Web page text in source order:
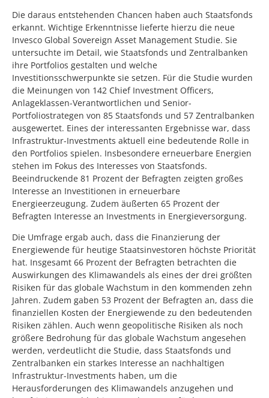
Die daraus entstehenden Chancen haben auch Staatsfonds
erkannt. Wichtige Erkenntnisse lieferte hierzu die neue
Invesco Global Sovereign Asset Management Studie. Sie
untersuchte im Detail, wie Staatsfonds und Zentralbanken
ihre Portfolios gestalten und welche
Investitionsschwerpunkte sie setzen. Für die Studie wurden
die Meinungen von 142 Chief Investment Officers,
Anlageklassen-Verantwortlichen und Senior-
Portfoliostrategen von 85 Staatsfonds und 57 Zentralbanken
ausgewertet. Eines der interessanten Ergebnisse war, dass
Infrastruktur-Investments aktuell eine bedeutende Rolle in
den Portfolios spielen. Insbesondere erneuerbare Energien
stehen im Fokus des Interesses von Staatsfonds.
Beeindruckende 81 Prozent der Befragten zeigten großes
Interesse an Investitionen in erneuerbare
Energieerzeugung. Zudem äußerten 65 Prozent der
Befragten Interesse an Investments in Energieversorgung.
Die Umfrage ergab auch, dass die Finanzierung der
Energiewende für heutige Staatsinvestoren höchste Priorität
hat. Insgesamt 66 Prozent der Befragten betrachten die
Auswirkungen des Klimawandels als eines der drei größten
Risiken für das globale Wachstum in den kommenden zehn
Jahren. Zudem gaben 53 Prozent der Befragten an, dass die
finanziellen Kosten der Energiewende zu den bedeutenden
Risiken zählen. Auch wenn geopolitische Risiken als noch
größere Bedrohung für das globale Wachstum angesehen
werden, verdeutlicht die Studie, dass Staatsfonds und
Zentralbanken ein starkes Interesse an nachhaltigen
Infrastruktur-Investments haben, um die
Herausforderungen des Klimawandels anzugehen und